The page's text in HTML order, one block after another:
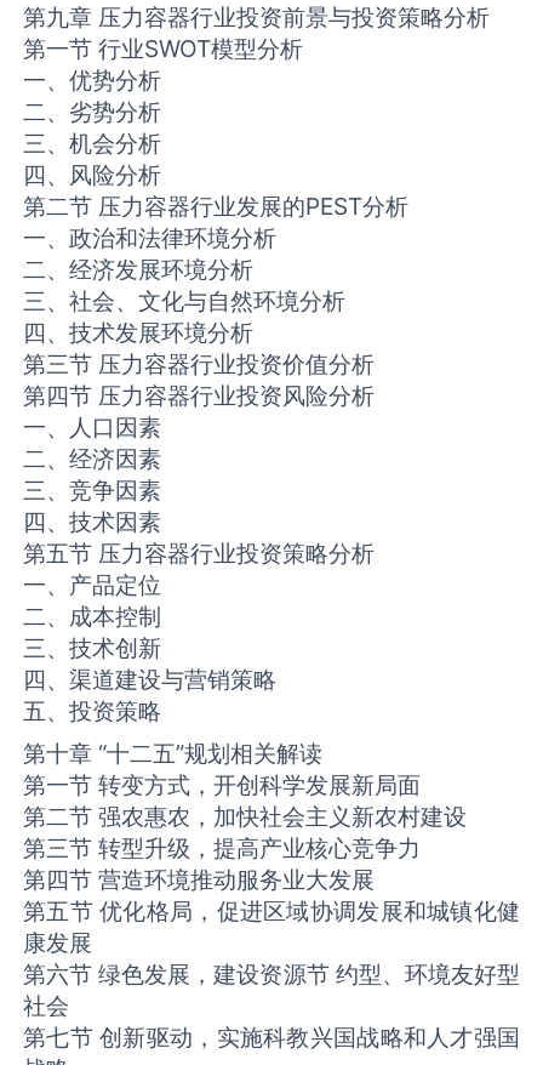
第九章 压力容器行业投资前景与投资策略分析
第一节 行业SWOT模型分析
一、优势分析
二、劣势分析
三、机会分析
四、风险分析
第二节 压力容器行业发展的PEST分析
一、政治和法律环境分析
二、经济发展环境分析
三、社会、文化与自然环境分析
四、技术发展环境分析
第三节 压力容器行业投资价值分析
第四节 压力容器行业投资风险分析
一、人口因素
二、经济因素
三、竞争因素
四、技术因素
第五节 压力容器行业投资策略分析
一、产品定位
二、成本控制
三、技术创新
四、渠道建设与营销策略
五、投资策略
第十章 “十二五”规划相关解读
第一节 转变方式，开创科学发展新局面
第二节 强农惠农，加快社会主义新农村建设
第三节 转型升级，提高产业核心竞争力
第四节 营造环境推动服务业大发展
第五节 优化格局，促进区域协调发展和城镇化健
康发展
第六节 绿色发展，建设资源节 约型、环境友好型
社会
第七节 创新驱动，实施科教兴国战略和人才强国